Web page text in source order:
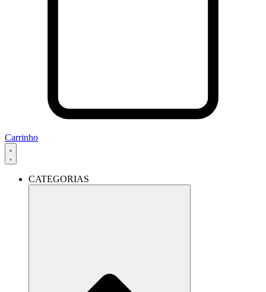
Carrinho
CATEGORIAS